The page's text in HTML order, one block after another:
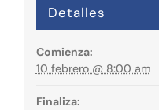
Detalles
Comienza:
10 febrero @ 8:00 am
Finaliza: